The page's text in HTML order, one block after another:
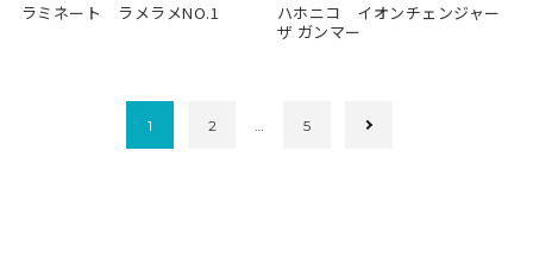
ラミネート ラメラメNO.1
ハホニコ イオンチェンジャー
ザ ガンマー
1 2 5